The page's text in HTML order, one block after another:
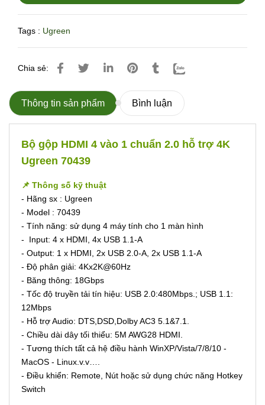
Tags : Ugreen
Chia sẻ:
Thông tin sản phẩm Bình luận
Bộ gộp HDMI 4 vào 1 chuẩn 2.0 hỗ trợ 4K
Ugreen 70439
📌 Thông số kỹ thuật
- Hãng sx : Ugreen
- Model : 70439
- Tính năng: sử dụng 4 máy tính cho 1 màn hình
- Input: 4 x HDMI, 4x USB 1.1-A
- Output: 1 x HDMI, 2x USB 2.0-A, 2x USB 1.1-A
- Độ phân giải: 4Kx2K@60Hz
- Băng thông: 18Gbps
- Tốc độ truyền tải tín hiệu: USB 2.0:480Mbps.; USB 1.1:
12Mbps
- Hỗ trợ Audio: DTS,DSD,Dolby AC3 5.1&7.1.
- Chiều dài dây tối thiểu: 5M AWG28 HDMI.
- Tương thích tất cả hệ điều hành WinXP/Vista/7/8/10 -
MacOS - Linux.v.v….
- Điều khiển: Remote, Nút hoặc sử dụng chức năng Hotkey
Switch